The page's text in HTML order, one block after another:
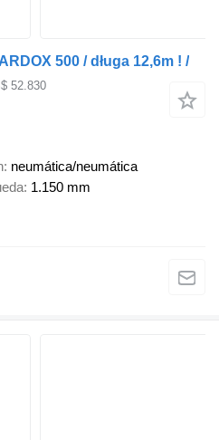
500 / długa 12,6m ! /
52.830
neumática/neumática
1.150 mm